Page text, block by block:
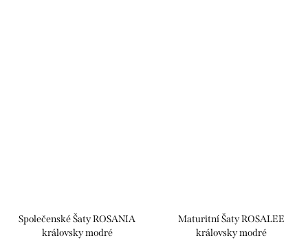
Společenské Šaty ROSANIA
královsky modré
Maturitní Šaty ROSALEE
královsky modré